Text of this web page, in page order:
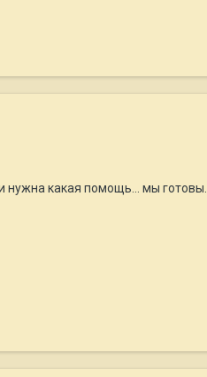
нужна какая помощь... мы готовы.